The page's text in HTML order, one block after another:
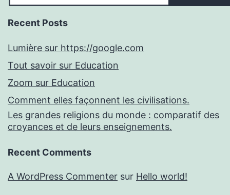
Recent Posts
Lumière sur https://google.com
Tout savoir sur Education
Zoom sur Education
Comment elles façonnent les civilisations.
Les grandes religions du monde : comparatif des
croyances et de leurs enseignements.
Recent Comments
A WordPress Commenter sur Hello world!